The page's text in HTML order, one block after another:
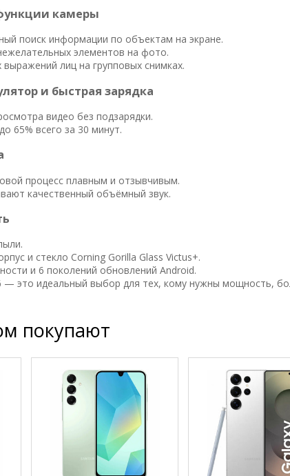
камеры
поиск информации по объектам на экране.
элементов на фото.
лиц на групповых снимках.
и быстрая зарядка
видео без подзарядки.
65% всего за 30 минут.
процесс плавным и отзывчивым.
качественный объёмный звук.
и стекло Corning Gorilla Glass Victus+.
и 6 поколений обновлений Android.
— это идеальный выбор для тех, кому нужны мощность,
покупают